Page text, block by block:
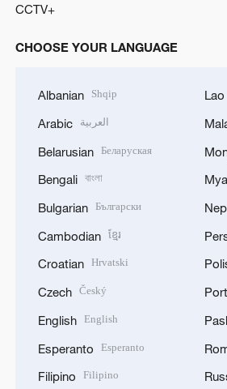
CCTV+
CHOOSE YOUR LANGUAGE
Albanian Shqip
Arabic العربية
Belarusian Беларуская
Bengali বাংলা
Bulgarian Български
Cambodian ខ្មែរ
Croatian Hrvatski
Czech Český
English English
Esperanto Esperanto
Filipino Filipino
Lao